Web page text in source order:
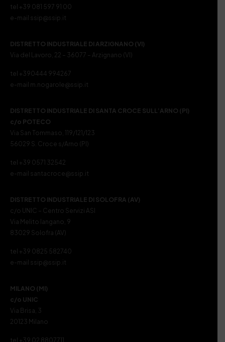
tel +39 081 597 91 00
e-mail ssip@ssip.it
DISTRETTO INDUSTRIALE DI ARZIGNANO (VI)
Via del Lavoro, 22 – 36077 – Arzignano (VI)
tel +390444 994267
e-mail m.nogarole@ssip.it
DISTRETTO INDUSTRIALE DI SANTA CROCE SULL’ARNO (PI)
c/o POTECO
Via San Tommaso, 119/121/123
56029 S. Croce s/Arno (PI)
tel +39 0571 32542
e-mail santacroce@ssip.it
DISTRETTO INDUSTRIALE DI SOLOFRA (AV)
c/o UNIC – Centro Servizi ASI
Via Melito Iangano, 9
83029 Solofra (AV)
tel +39 0825 582740
e-mail ssip@ssip.it
MILANO (MI)
c/o UNIC
Via Brisa, 3
20123 Milano
tel +39 02 8807711